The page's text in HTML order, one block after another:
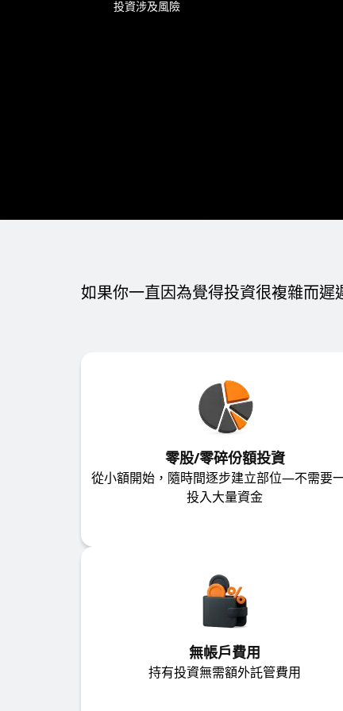
投資涉及風險
如果你一直因為覺得投資很複雜而
零股/零碎份額投資
從小額開始，隨時間逐步建立部位—不需要
投入大量資金
無帳戶費用
持有投資無需額外託管費用